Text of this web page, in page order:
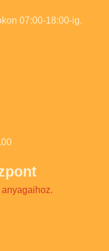
07:00-18:00-ig.